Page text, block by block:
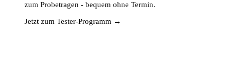
zum Probetragen - bequem ohne Termin.
Jetzt zum Tester-Programm →